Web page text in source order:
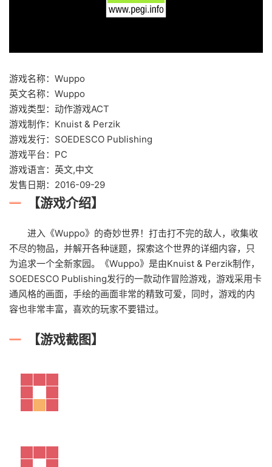
游戏名称：Wuppo
英文名称：Wuppo
游戏类型：动作游戏ACT
游戏制作：Knuist & Perzik
游戏发行：SOEDESCO Publishing
游戏平台：PC
游戏语言：英文,中文
发售日期：2016-09-29
【游戏介绍】
进入《Wuppo》的奇妙世界！打击打不完的敌人，收集收
不尽的物品，并解开各种谜题，探索这个世界的详细内容，只
为追求一个全新家园。《Wuppo》是由Knuist & Perzik制作，
SOEDESCO Publishing发行的一款动作冒险游戏，游戏采用卡
通风格的画面，手绘的画面非常的精致可爱，同时，游戏的内
容也非常丰富，喜欢的玩家不要错过。
【游戏截图】